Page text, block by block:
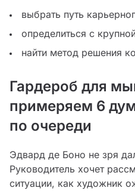
выбрать путь
определиться с
найти метод решения
Гардероб для
примеряем 6
по очереди
Эдвард де Боно не зря
Руководитель хочет
ситуации, как художник